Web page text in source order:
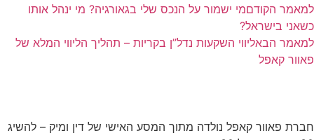
למאמר הקודםמי ישמור על הנכס שלי בגאורגיה? מי ינהל אותו
כשאני בישראל?
למאמר הבאליווי השקעות נדל”ן בקריות – תהליך הליווי המלא של
פאוור קאפל
חברת פאוור קאפל נולדה מתוך המסע האישי של דין ומיק – להשיג